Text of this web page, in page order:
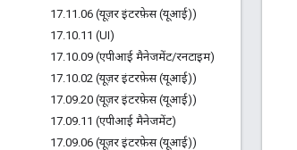
17.11 .06 (यूज़र इंटरफ़ेस (यूआई))
17.10.11 (UI)
17.10.09 (एपीआई मैनेजमेंट/रनटाइम)
17.10.02 (यूज़र इंटरफ़ेस (यूआई))
17.09.20 (यूज़र इंटरफ़ेस (यूआई))
17.09.11 (एपीआई मैनेजमेंट)
17.09.06 (यूज़र इंटरफ़ेस (यूआई))